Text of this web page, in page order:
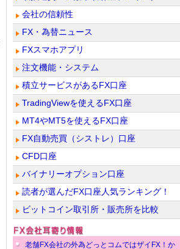
会社の信頼性
FX・為替ニュース
FXスマホアプリ
注文機能・システム
積立サービスがあるFX口座
TradingViewを使えるFX口座
MT4やMT5を使えるFX口座
FX自動売買（シストレ）口座
CFD口座
バイナリーオプション口座
読者が選んだFX口座人気ランキング！
ビットコイン取引所・販売所を比較
老舗FX会社の外為どっとコムではザイFX！か